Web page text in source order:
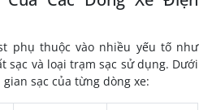
phụ thuộc vào nhiều yếu tố như
sạc và loại trạm sạc sử dụng. Dưới
sạc của từng dòng xe: